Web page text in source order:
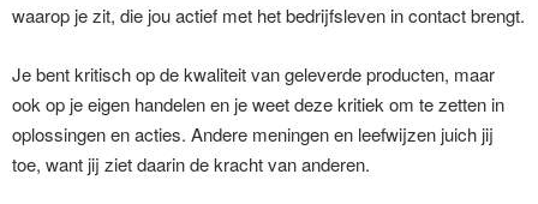
waarop je zit, die jou actief met het bedrijfsleven in contact brengt.
Je bent kritisch op de kwaliteit van geleverde producten, maar
ook op je eigen handelen en je weet deze kritiek om te zetten in
oplossingen en acties. Andere meningen en leefwijzen juich jij
toe, want jij ziet daarin de kracht van anderen.